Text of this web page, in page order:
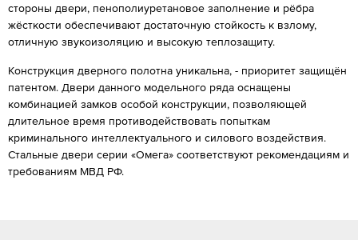
стороны двери, пенополиуретановое заполнение и рёбра
жёсткости обеспечивают достаточную стойкость к взлому,
отличную звукоизоляцию и высокую теплозащиту.
Конструкция дверного полотна уникальна, - приоритет защищён
патентом. Двери данного модельного ряда оснащены
комбинацией замков особой конструкции, позволяющей
длительное время противодействовать попыткам
криминального интеллектуального и силового воздействия.
Стальные двери серии «Омега» соответствуют рекомендациям и
требованиям МВД РФ.